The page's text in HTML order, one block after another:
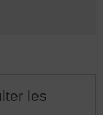
les